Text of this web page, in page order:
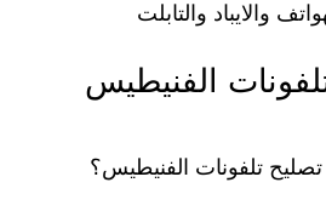
والايباد والتابلت
الفنيطيس
تلفونات الفنيطيس؟